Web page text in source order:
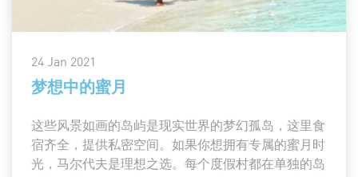
24 Jan 2021
梦想中的蜜月
这些风景如画的岛屿是现实世界的梦幻孤岛，这里食
宿齐全，提供私密空间。如果你想拥有专属的蜜月时
光，马尔代夫是理想之选。每个度假村都在单独的岛